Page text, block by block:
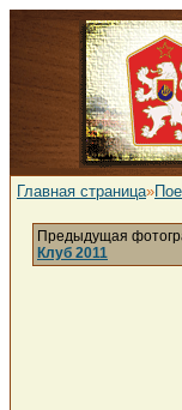
Главная страница»
Предыдущая
Клуб 2011